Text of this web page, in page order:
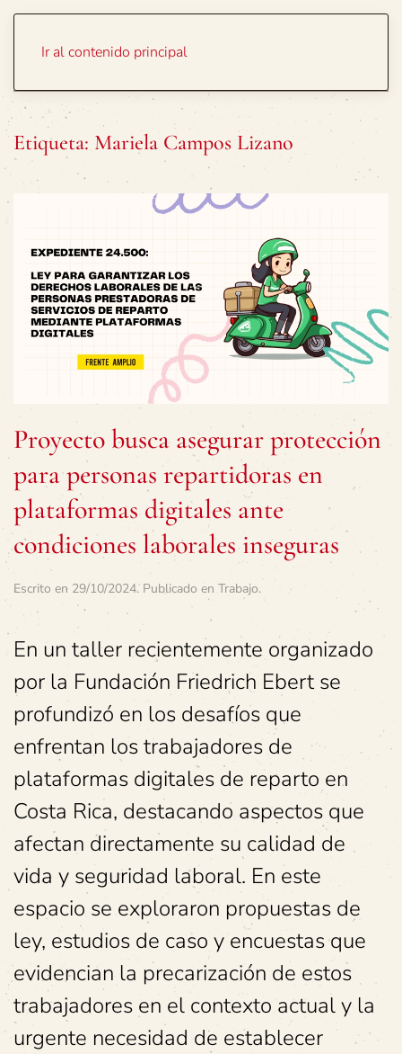
Ir al contenido principal
Etiqueta: Mariela Campos Lizano
Proyecto busca asegurar protección
para personas repartidoras en
plataformas digitales ante
condiciones laborales inseguras
Escrito en 29/10/2024. Publicado en Trabajo.
En un taller recientemente organizado
por la Fundación Friedrich Ebert se
profundizó en los desafíos que
enfrentan los trabajadores de
plataformas digitales de reparto en
Costa Rica, destacando aspectos que
afectan directamente su calidad de
vida y seguridad laboral. En este
espacio se exploraron propuestas de
ley, estudios de caso y encuestas que
evidencian la precarización de estos
trabajadores en el contexto actual y la
urgente necesidad de establecer